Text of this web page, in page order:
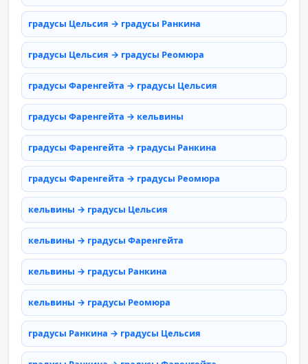
градусы Цельсия → градусы Ранкина
градусы Цельсия → градусы Реомюра
градусы Фаренгейта → градусы Цельсия
градусы Фаренгейта → кельвины
градусы Фаренгейта → градусы Ранкина
градусы Фаренгейта → градусы Реомюра
кельвины → градусы Цельсия
кельвины → градусы Фаренгейта
кельвины → градусы Ранкина
кельвины → градусы Реомюра
градусы Ранкина → градусы Цельсия